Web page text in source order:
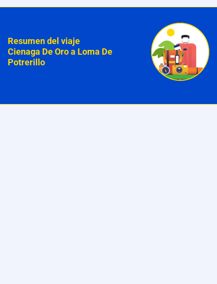
Resumen del viaje
Cienaga De Oro a Loma De
Potrerillo